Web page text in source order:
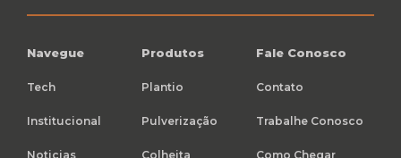
Navegue
Tech
Institucional
Noticias
Produtos
Plantio
Pulverização
Colheita
Fale Conosco
Contato
Trabalhe Conosco
Como Chegar